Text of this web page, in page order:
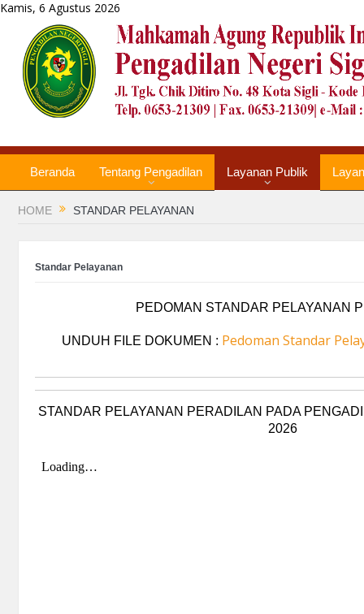
Kamis, 6 Agustus 2026
Beranda Tentang Pengadilan Layanan Publik
HOME STANDAR PELAYANAN
Standar Pelayanan
PEDOMAN STANDAR PELAYANAN
UNDUH FILE DOKUMEN : Pedoman Standar
STANDAR PELAYANAN PERADILAN PADA
2026